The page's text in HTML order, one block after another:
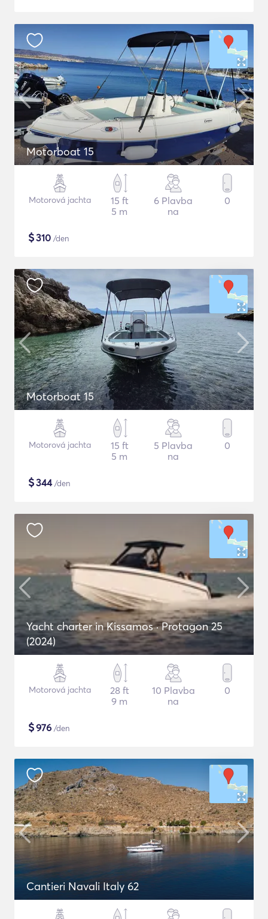
Motorboat 15
Motorová jachta
15 ft
5 m
6 Plavba
na
0
$310 /den
Motorboat 15
Motorová jachta
15 ft
5 m
5 Plavba
na
0
$344/den
Yacht charter in Kissamos · Protagon 25
(2024)
Motorová jachta
28 ft
9 m
10 Plavba
na
0
$976 /den
Cantieri Navali Italy 62